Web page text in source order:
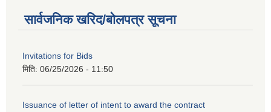
सार्वजनिक खरिद/बोलपत्र सूचना
Invitations for Bids
मिति: 06/25/2026 - 11:50
Issuance of letter of intent to award the contract